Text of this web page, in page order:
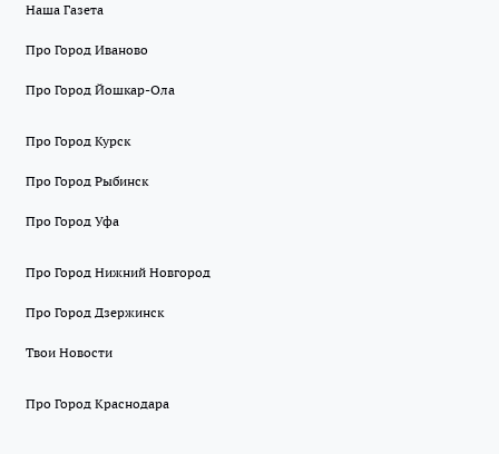
Наша Газета
Про Город Иваново
Про Город Йошкар-Ола
Про Город Курск
Про Город Рыбинск
Про Город Уфа
Про Город Нижний Новгород
Про Город Дзержинск
Твои Новости
Про Город Краснодара